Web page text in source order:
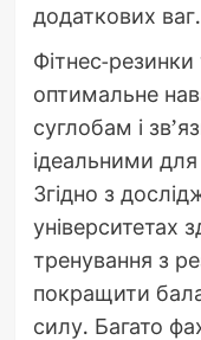
додаткових ваг.
Фітнес-
оптимальне
суглобам і
ідеальними
Згідно з
університетах
тренування з
покращити
силу. Багато